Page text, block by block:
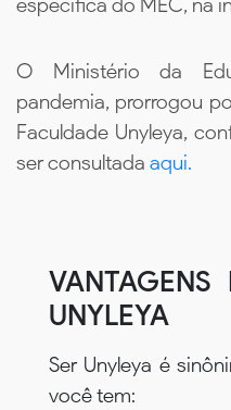
O Ministério da
pandemia, prorrogou
Faculdade Unyleya,
ser consultada aqui.
UNYLEYA
Ser Unyleya é
você tem: